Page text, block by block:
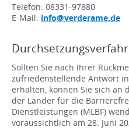
Telefon: 08331-97880
E-Mail: info@verderame.de
Sollten Sie nach Ihrer
zufriedenstellende Antwort
erhalten, können Sie sich an
der Länder für die
Dienstleistungen (MLBF)
voraussichtlich am 28. Juni